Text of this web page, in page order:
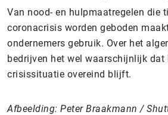
Van nood- en hulpmaatregelen die
coronacrisis worden geboden
ondernemers gebruik. Over het
bedrijven het wel waarschijnlijk dat
crisissituatie overeind blijft.
Afbeelding: Peter Braakmann /